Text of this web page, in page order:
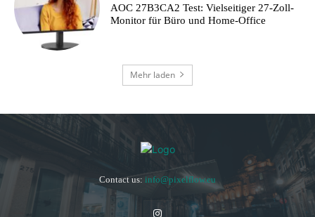
AOC 27B3CA2 Test: Vielseitiger 27-Zoll-
Monitor für Büro und Home-Office
Mehr laden
Contact us: info@pixelflow.eu